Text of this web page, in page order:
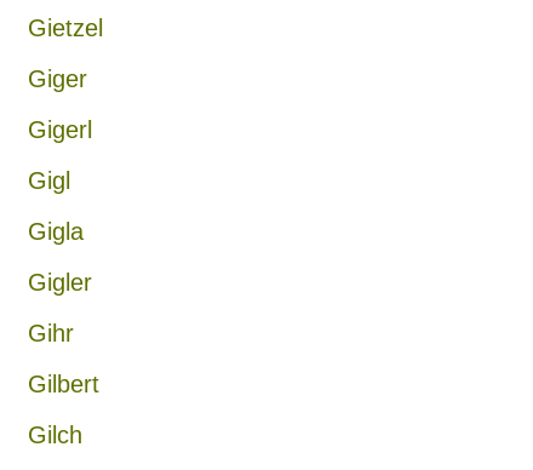
Gietzel
Giger
Gigerl
Gigl
Gigla
Gigler
Gihr
Gilbert
Gilch